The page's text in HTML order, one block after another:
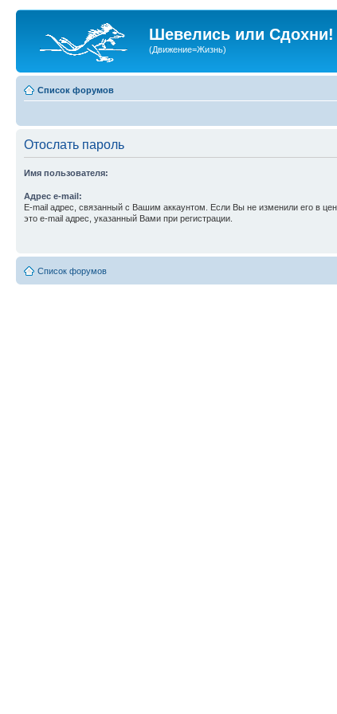
Шевелись или Сдохни!
(Движение=Жизнь)
Список форумов
Отослать пароль
Имя пользователя:
Адрес e-mail:
E-mail адрес, связанный с Вашим аккаунтом. Если Вы не изменили его в
это e-mail адрес, указанный Вами при регистрации.
Список форумов